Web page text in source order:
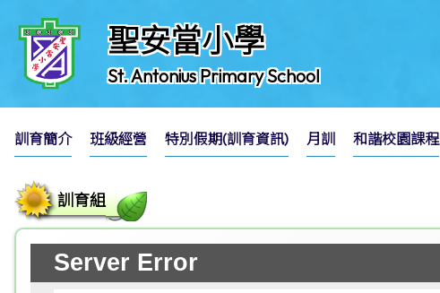
聖安當小學
St. Antonius Primary School
訓育簡介 班級經營 特別假期(訓育資訊) 月訓 和諧校園課程
訓育組